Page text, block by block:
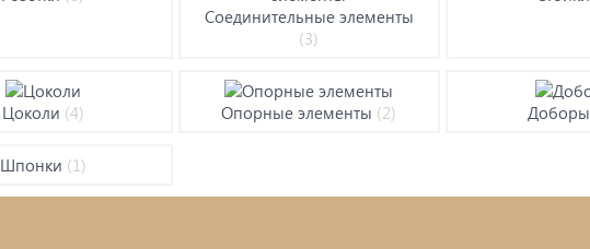
Печи для бани, отопления,Соединительные элементы
(3)
Цоколи (4) Опорные элементы (2) Доборы
Шпонки (1)